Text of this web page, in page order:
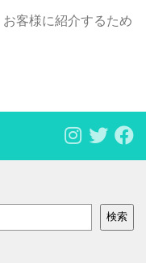
客様に紹介するため
検索